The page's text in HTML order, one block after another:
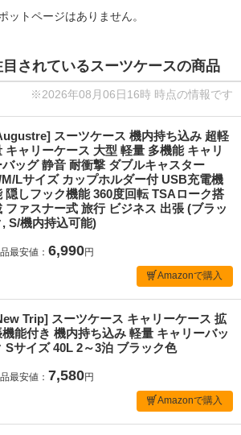
ットページはありません。
されているスーツケースの商品
※2026年08月06日16時 時点の情報です
スーツケース 機内持ち込み 超軽
キャリーケース 大型 軽量 多機能 キャリ
バッグ 静音 耐衝撃 ダブルキャスター
Lサイズ カップホルダー付 USB充電機
隠しフック機能 360度回転 TSAローク搭
ファスナー式 旅行 ビジネス 出張 (ブラッ
, S/機内持込可能)
最安値： 6,990円
Amazonで購入
Trip] スーツケース キャリーケース 拡
機能付き 機内持ち込み 軽量 キャリーバッ
Sサイズ 40L 2～3泊 ブラック色
最安値： 7,580円
Amazonで購入